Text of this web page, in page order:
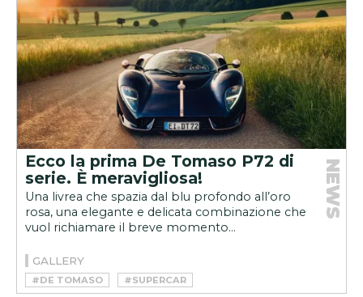
Ecco la prima De Tomaso P72 di
serie. È meravigliosa!
Una livrea che spazia dal blu profondo all’oro
rosa, una elegante e delicata combinazione che
vuol richiamare il breve momento...
NEWS
GALLERY
#DE TOMASO #SUPERCAR